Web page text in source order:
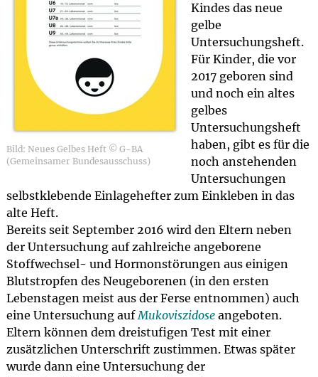
Bild: Neues Gelbes Heft © G-BA
(Gemeinsamer Bundesausschuss)
Kindes das neue
gelbe
Untersuchungsheft.
Für Kinder, die vor
2017 geboren sind
und noch ein altes
gelbes
Untersuchungsheft
haben, gibt es für die
noch anstehenden
Untersuchungen
selbstklebende Einlagehefter zum Einkleben in das
alte Heft.
Bereits seit September 2016 wird den Eltern neben
der Untersuchung auf zahlreiche angeborene
Stoffwechsel- und Hormonstörungen aus einigen
Blutstropfen des Neugeborenen (in den ersten
Lebenstagen meist aus der Ferse entnommen) auch
eine Untersuchung aufMukoviszidoseangeboten.
Eltern können dem dreistufigen Test mit einer
zusätzlichen Unterschrift zustimmen. Etwas später
wurde dann eine Untersuchung der